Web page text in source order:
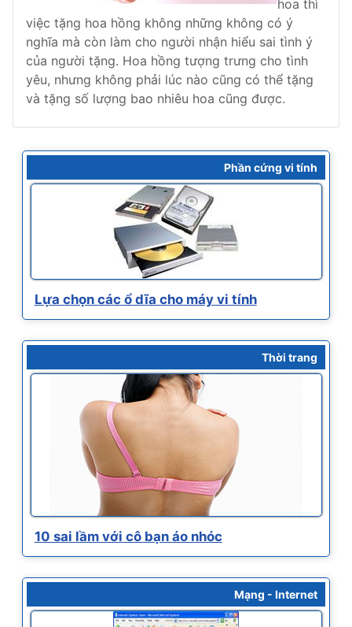
hoa thì
việc tặng hoa hồng không những không có ý
nghĩa mà còn làm cho người nhận hiểu sai tình ý
của người tặng. Hoa hồng tượng trưng cho tình
yêu, nhưng không phải lúc nào cũng có thể tặng
và tặng số lượng bao nhiêu hoa cũng được.
Phần cứng vi tính
Lựa chọn các ổ dĩa cho máy vi tính
Thời trang
10 sai lầm với cô bạn áo nhóc
Mạng - Internet